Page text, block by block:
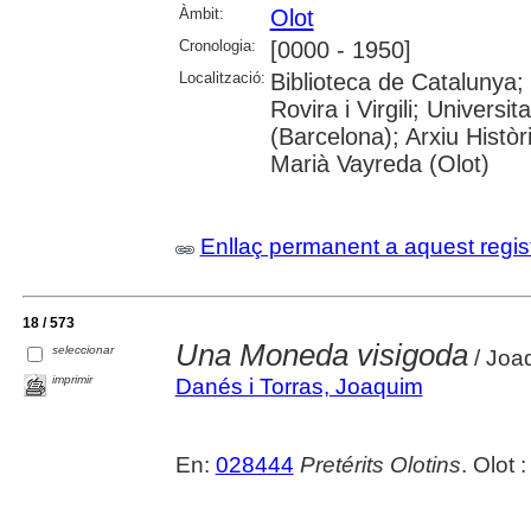
Àmbit: Olot
Cronologia: [0000 - 1950]
Localització: Biblioteca de
Rovira i Virgili;
(Barcelona); Arxiu
Marià Vayreda (Olot)
Enllaç permanent a aquest
18 / 573
seleccionar
imprimir
Una Moneda visigoda/
Danés i Torras, Joaquim
En: 028444 Pretérits Olotins. Olot